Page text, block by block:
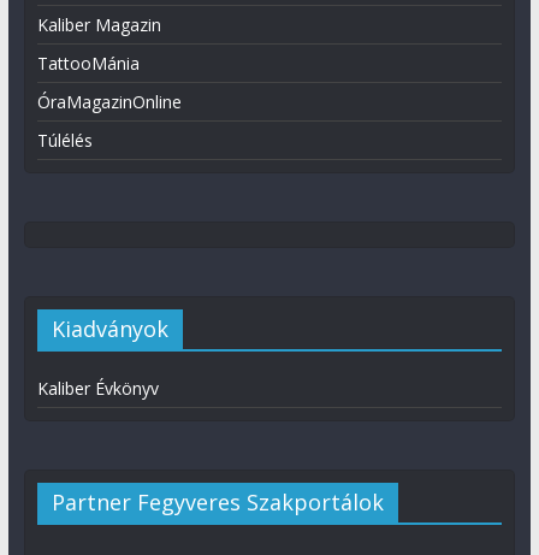
Kaliber Magazin
TattooMánia
ÓraMagazinOnline
Túlélés
Kiadványok
Kaliber Évkönyv
Partner Fegyveres Szakportálok